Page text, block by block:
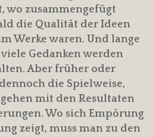
wo zusammengefügt
die Qualität der Ideen
Werke waren. Und lange
Gedanken werden
Aber früher oder
die Spielweise,
mit den Resultaten
Wo sich Empörung
zeigt, muss man zu den